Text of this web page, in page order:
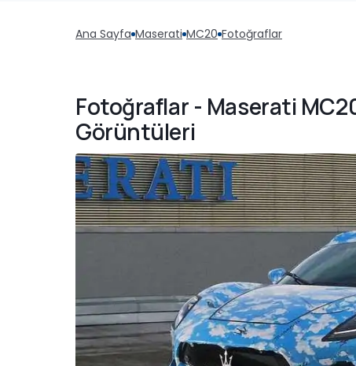
Ana Sayfa Maserati MC20 Fotoğraflar
Fotoğraflar - Maserati
Görüntüleri